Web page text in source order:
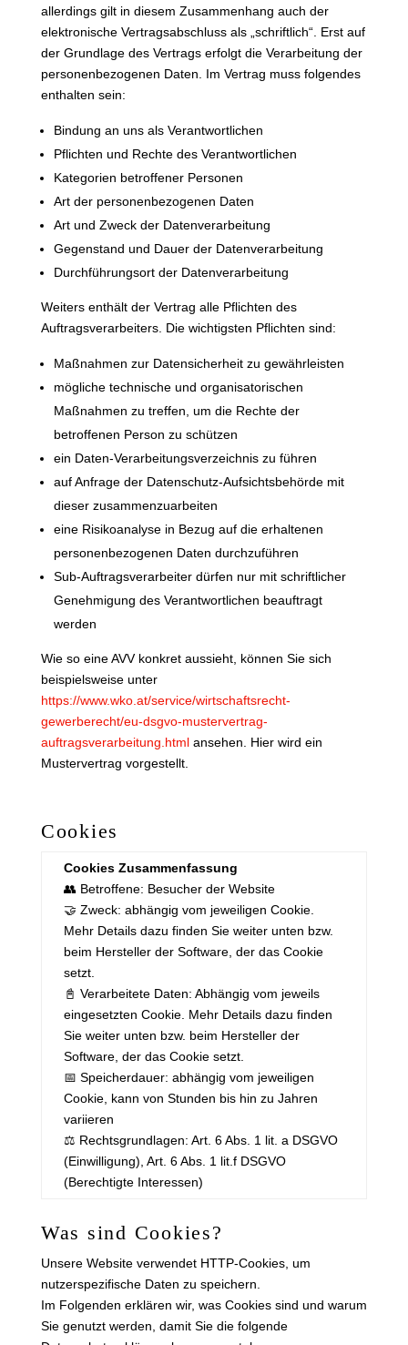
allerdings gilt in diesem Zusammenhang auch der
elektronische Vertragsabschluss als „schriftlich“. Erst auf
der Grundlage des Vertrags erfolgt die Verarbeitung der
personenbezogenen Daten. Im Vertrag muss folgendes
enthalten sein:
Bindung an uns als Verantwortlichen
Pflichten und Rechte des Verantwortlichen
Kategorien betroffener Personen
Art der personenbezogenen Daten
Art und Zweck der Datenverarbeitung
Gegenstand und Dauer der Datenverarbeitung
Durchführungsort der Datenverarbeitung
Weiters enthält der Vertrag alle Pflichten des
Auftragsverarbeiters. Die wichtigsten Pflichten sind:
Maßnahmen zur Datensicherheit zu gewährleisten
mögliche technische und organisatorischen
Maßnahmen zu treffen, um die Rechte der
betroffenen Person zu schützen
ein Daten-Verarbeitungsverzeichnis zu führen
auf Anfrage der Datenschutz-Aufsichtsbehörde mit
dieser zusammenzuarbeiten
eine Risikoanalyse in Bezug auf die erhaltenen
personenbezogenen Daten durchzuführen
Sub-Auftragsverarbeiter dürfen nur mit schriftlicher
Genehmigung des Verantwortlichen beauftragt
werden
Wie so eine AVV konkret aussieht, können Sie sich
beispielsweise unter
https://www.wko.at/service/wirtschaftsrecht-
gewerberecht/eu-dsgvo-mustervertrag-
auftragsverarbeitung.htmlansehen. Hier wird ein
Mustervertrag vorgestellt.
Cookies
Cookies Zusammenfassung
👥 Betroffene: Besucher der Website
🤝 Zweck: abhängig vom jeweiligen Cookie.
Mehr Details dazu finden Sie weiter unten bzw.
beim Hersteller der Software, der das Cookie
setzt.
📓 Verarbeitete Daten: Abhängig vom jeweils
eingesetzten Cookie. Mehr Details dazu finden
Sie weiter unten bzw. beim Hersteller der
Software, der das Cookie setzt.
📅 Speicherdauer: abhängig vom jeweiligen
Cookie, kann von Stunden bis hin zu Jahren
variieren
⚖️ Rechtsgrundlagen: Art. 6 Abs. 1 lit. a DSGVO
(Einwilligung), Art. 6 Abs. 1 lit.f DSGVO
(Berechtigte Interessen)
Was sind Cookies?
Unsere Website verwendet HTTP-Cookies, um
nutzerspezifische Daten zu speichern.
Im Folgenden erklären wir, was Cookies sind und warum
Sie genutzt werden, damit Sie die folgende